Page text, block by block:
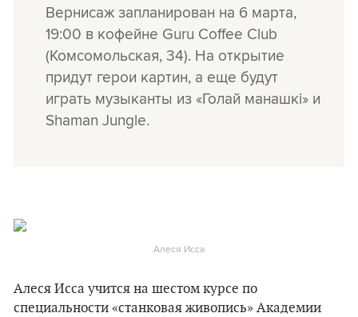
Вернисаж запланирован на 6 марта,
19:00 в кофейне Guru Coffee Club
(Комсомольская, 34). На открытие
придут герои картин, а еще будут
играть музыканты из «Голай манашкі» и
Shaman Jungle.
Алеся Исса
Алеся Исса учится на шестом курсе по
специальности «станковая живопись» Академии